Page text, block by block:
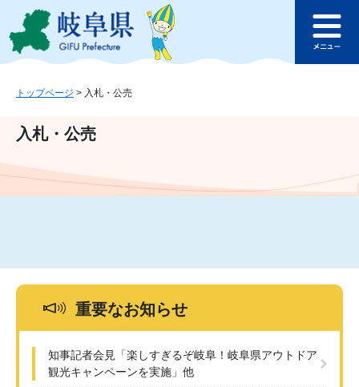
ジ
ュ
文
このページの本文へ
ュ
トップページ > 入札・公売
入札・公売
重要なお知らせ
知事記者会見「楽しすぎるぞ岐阜！岐阜県アウトドア
観光キャンペーンを実施」他